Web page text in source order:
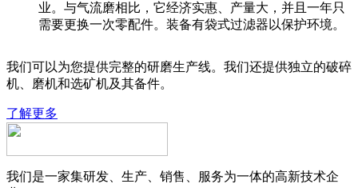
业。与气流磨相比，它经济实惠、产量大，并且一年只
需要更换一次零配件。装备有袋式过滤器以保护环境。
我们可以为您提供完整的研磨生产线。我们还提供独立的破碎
机、磨机和选矿机及其备件。
了解更多
我们是一家集研发、生产、销售、服务为一体的高新技术企